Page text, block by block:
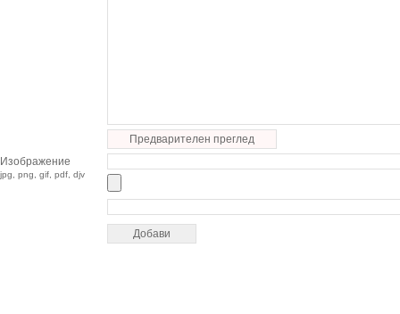
Предварителен преглед
Изображение
jpg, png, gif, pdf, djv